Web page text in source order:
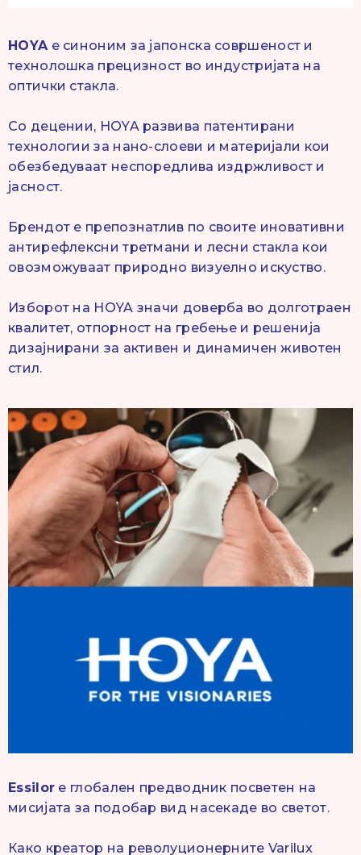
HOYAе синоним за јапонска совршеност и
технолошка прецизност во индустријата на
оптички стакла.
Со децении, HOYA развива патентирани
технологии за нано-слоеви и материјали кои
обезбедуваат неспоредлива издржливост и
јасност.
Брендот е препознатлив по своите иновативни
антирефлексни третмани и лесни стакла кои
овозможуваат природно визуелно искуство.
Изборот на HOYA значи доверба во долготраен
квалитет, отпорност на гребење и решенија
дизајнирани за активен и динамичен животен
стил.
Essilor е глобален предводник посветен на
мисијата за подобар вид насекаде во светот.
Како креатор на револуционерните Varilux